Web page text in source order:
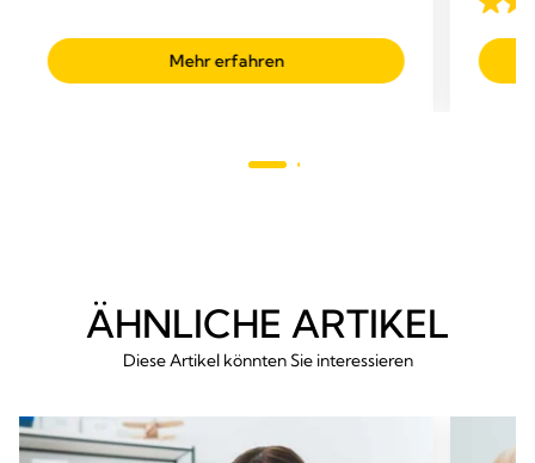
5
Sternen.
Mehr erfahren
4.2
von
5
ÄHNLICHE ARTIKEL
Diese Artikel könnten Sie interessieren